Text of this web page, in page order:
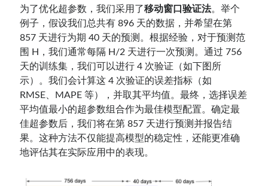
为了优化超参数，我们采用了移动窗口验证法。举个
例子，假设我们总共有 896 天的数据，并希望在第
857 天进行为期 40 天的预测。根据经验，对于预测范
围 H，我们通常每隔 H/2 天进行一次预测。通过 756
天的训练集，我们可以进行 4 次验证（如下图所
示）。我们会计算这 4 次验证的误差指标（如
RMSE、MAPE 等），并取其平均值。最终，选择误差
平均值最小的超参数组合作为最佳模型配置。确定最
佳超参数后，我们将在第 857 天进行预测并报告结
果。这种方法不仅能提高模型的稳定性，还能更准确
地评估其在实际应用中的表现。